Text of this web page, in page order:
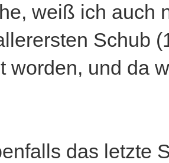
weiß ich auch
Schub
worden, und da
das letzte